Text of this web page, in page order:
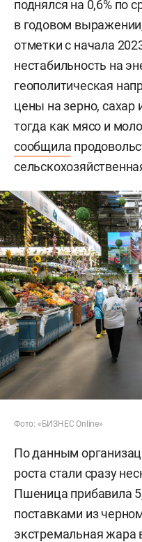
поднялся на 0,6% по
в годовом
отметки с начала
нестабильность на
геополитическая
цены на зерно, сахар
тогда как мясо и
сообщила
Фото: «БИЗНЕС Online»
По данным
роста стали сразу
Пшеница прибавила
поставками из
экстремальная жара